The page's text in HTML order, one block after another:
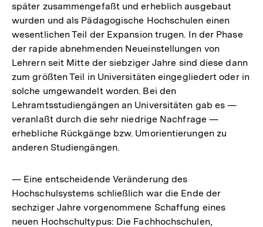
später zusammengefaßt und erheblich ausgebaut
wurden und als Pädagogische Hochschulen einen
wesentlichen Teil der Expansion trugen. In der Phase
der rapide abnehmenden Neueinstellungen von
Lehrern seit Mitte der siebziger Jahre sind diese dann
zum größten Teil in Universitäten eingegliedert oder in
solche umgewandelt worden. Bei den
Lehramtsstudiengängen an Universitäten gab es —
veranlaßt durch die sehr niedrige Nachfrage —
erhebliche Rückgänge bzw. Umorientierungen zu
anderen Studiengängen.
— Eine entscheidende Veränderung des
Hochschulsystems schließlich war die Ende der
sechziger Jahre vorgenommene Schaffung eines
neuen Hochschultypus: Die Fachhochschulen,